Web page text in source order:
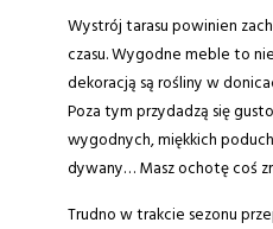
Wystrój tarasu powinien
czasu. Wygodne meble to
dekoracją są rośliny w
Poza tym przydadzą się
wygodnych, miękkich
dywany… Masz ochotę coś
Trudno w trakcie sezonu